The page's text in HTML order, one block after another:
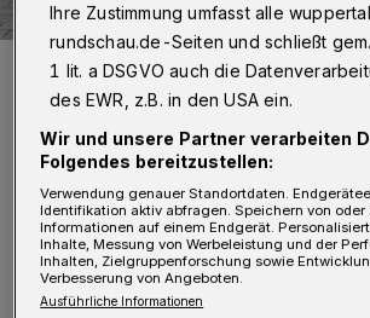
Die Beteiligten beim symbolischen Akt auf dem
M it dabei waren unter
Schneidewind,
Ihre Zustimmung umfasst alle
rundschau.de-Seiten und schließt
1 lit. a DSGVO auch die
des EWR, z.B. in den USA ein.
Wir und unsere Partner verarbeiten
Folgendes bereitzustellen:
Verwendung genauer Standortdaten.
Identifikation aktiv abfragen. Speichern von
Informationen auf einem Endgerät.
Inhalte, Messung von Werbeleistung und der
Inhalten, Zielgruppenforschung sowie
Verbesserung von Angeboten.
Ausführliche Informationen